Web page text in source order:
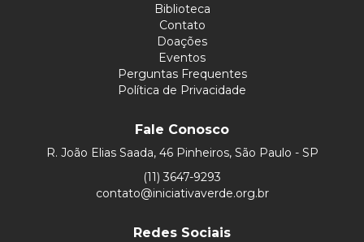
Biblioteca
Contato
Doações
Eventos
Perguntas Frequentes
Política de Privacidade
Fale Conosco
R. João Elias Saada, 46 Pinheiros, São Paulo - SP
(11) 3647-9293
contato@iniciativaverde.org.br
Redes Sociais